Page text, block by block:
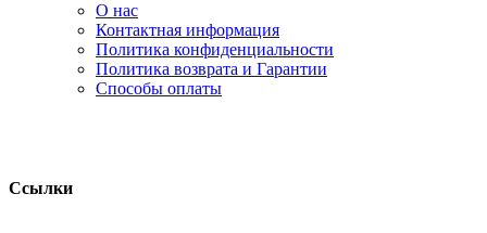
О нас
Контактная информация
Политика конфиденциальности
Политика возврата и Гарантии
Способы оплаты
Ссылки